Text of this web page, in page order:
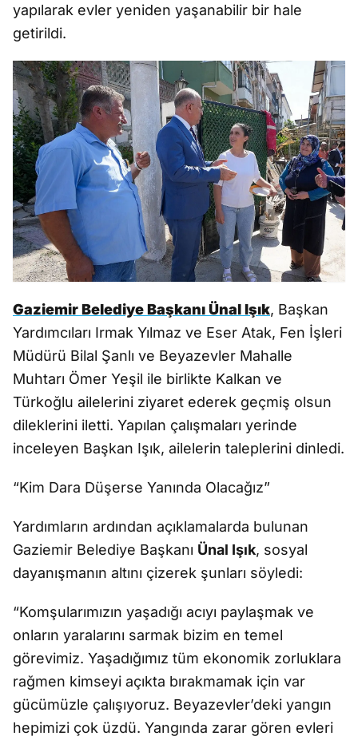
yapılarak evler yeniden yaşanabilir bir hale
getirildi.
Gaziemir Belediye Başkanı Ünal Işık, Başkan
Yardımcıları Irmak Yılmaz ve Eser Atak, Fen İşleri
Müdürü Bilal Şanlı ve Beyazevler Mahalle
Muhtarı Ömer Yeşil ile birlikte Kalkan ve
Türkoğlu ailelerini ziyaret ederek geçmiş olsun
dileklerini iletti. Yapılan çalışmaları yerinde
inceleyen Başkan Işık, ailelerin taleplerini dinledi.
“Kim Dara Düşerse Yanında Olacağız”
Yardımların ardından açıklamalarda bulunan
Gaziemir Belediye Başkanı Ünal Işık, sosyal
dayanışmanın altını çizerek şunları söyledi:
“Komşularımızın yaşadığı acıyı paylaşmak ve
onların yaralarını sarmak bizim en temel
görevimiz. Yaşadığımız tüm ekonomik zorluklara
rağmen kimseyi açıkta bırakmamak için var
gücümüzle çalışıyoruz. Beyazevler’deki yangın
hepimizi çok üzdü. Yangında zarar gören evleri